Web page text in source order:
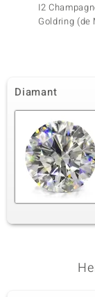
I2
Goldring (de
Diamant